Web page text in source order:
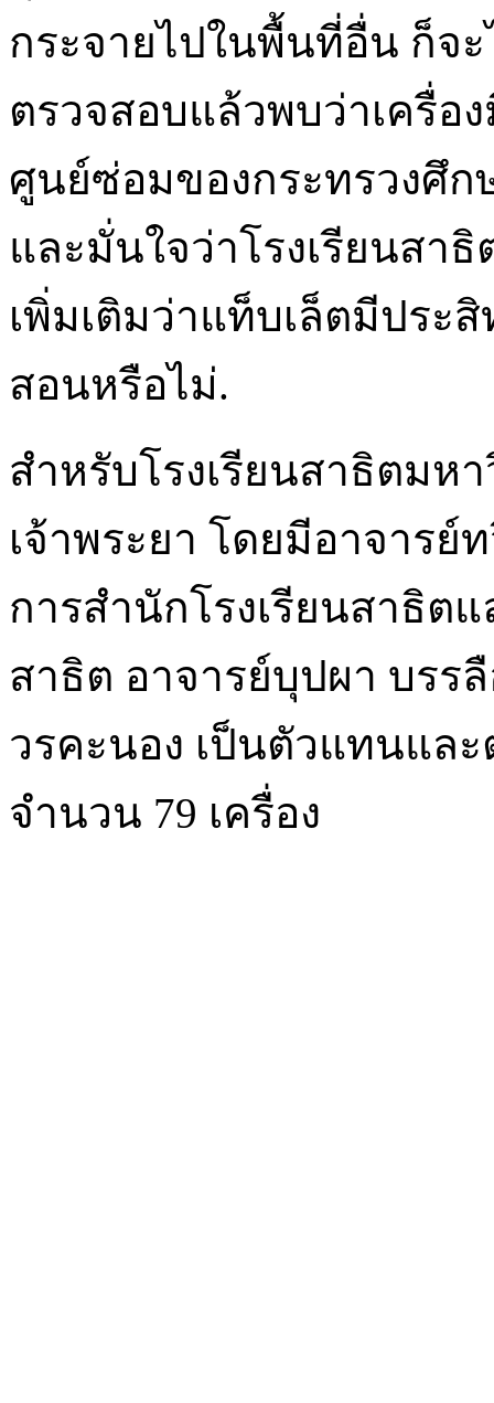
กระจายไปในพื้นที่อื่น ก็จ
ตรวจสอบแล้วพบว่าเครื่
ศูนย์ซ่อมของกระทรวงศึก
และมั่นใจว่าโรงเรียนสา
เพิ่มเติมว่าแท็บเล็ตมีประ
สอนหรือไม่.
สำหรับโรงเรียนสาธิตมห
เจ้าพระยา โดยมีอาจารย์
การสำนักโรงเรียนสาธิต
สาธิต อาจารย์บุปผา บรร
วรคะนอง เป็นตัวแทนแล
จำนวน 79 เครื่อง